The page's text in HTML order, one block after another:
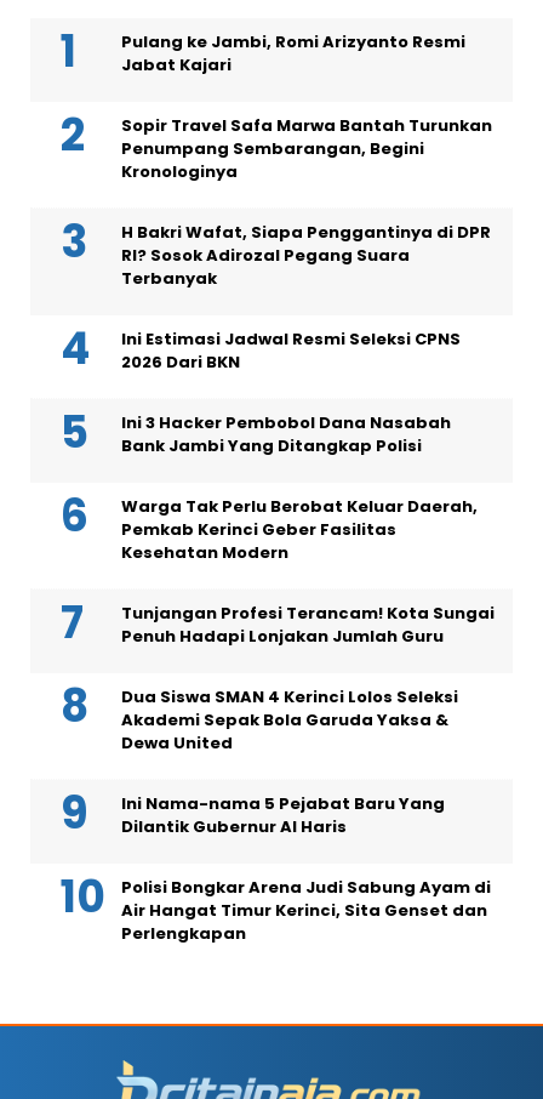
Pulang ke Jambi, Romi Arizyanto Resmi
Jabat Kajari
Sopir Travel Safa Marwa Bantah Turunkan
Penumpang Sembarangan, Begini
Kronologinya
H Bakri Wafat, Siapa Penggantinya di DPR
RI? Sosok Adirozal Pegang Suara
Terbanyak
Ini Estimasi Jadwal Resmi Seleksi CPNS
2026 Dari BKN
Ini 3 Hacker Pembobol Dana Nasabah
Bank Jambi Yang Ditangkap Polisi
Warga Tak Perlu Berobat Keluar Daerah,
Pemkab Kerinci Geber Fasilitas
Kesehatan Modern
Tunjangan Profesi Terancam! Kota Sungai
Penuh Hadapi Lonjakan Jumlah Guru
Dua Siswa SMAN 4 Kerinci Lolos Seleksi
Akademi Sepak Bola Garuda Yaksa &
Dewa United
Ini Nama-nama 5 Pejabat Baru Yang
Dilantik Gubernur Al Haris
Polisi Bongkar Arena Judi Sabung Ayam di
Air Hangat Timur Kerinci, Sita Genset dan
Perlengkapan